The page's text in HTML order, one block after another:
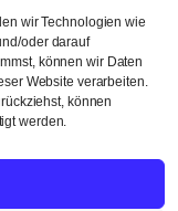
wir Technologien wie
oder darauf
können wir Daten
Website verarbeiten.
können
werden.